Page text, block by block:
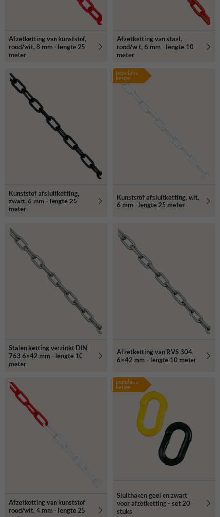
Afzetketting van kunststof,
rood/wit, 8 mm - lengte 25
meter
Afzetketting van staal,
rood/wit, 6 mm - lengte 10
meter
Kunststof afsluitketting,
zwart, 6 mm - lengte 25
meter
populaire
keuze
Kunststof afsluitketting, wit,
6 mm - lengte 25 meter
Stalen ketting verzinkt DIN
763 6×42 mm - lengte 10
meter
Afzetketting van RVS 304,
6×42 mm - lengte 10 meter
Afzetketting van kunststof
rood/wit, 4 mm - lengte 25
populaire
keuze
Sluithaken geel en zwart
voor afzetketting - set 20
stuks